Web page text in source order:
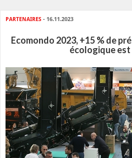
PARTENAIRES - 16.11.2023
Ecomondo 2023, +15 % de
écologique